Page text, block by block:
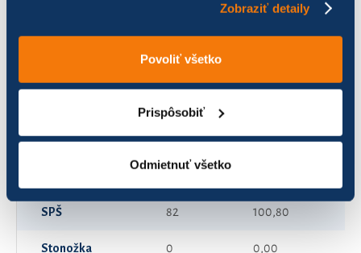
Zobraziť detaily
Povoliť všetko
Prispôsobiť
Odmietnuť všetko
134
Kukučínka 45 74,67
SPŠ 82 100,80
Stonožka 0 0,00